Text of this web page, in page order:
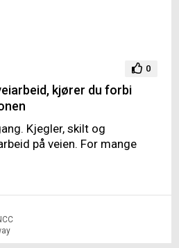
0
kjører du forbi
Kjegler, skilt og
på veien. For mange